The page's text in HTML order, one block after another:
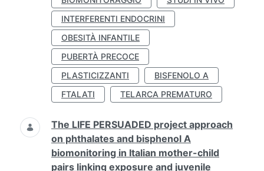
INTERFERENTI ENDOCRINI
OBESITÀ INFANTILE
PUBERTÀ PRECOCE
PLASTICIZZANTI
BISFENOLO A
FTALATI
TELARCA PREMATURO
The LIFE PERSUADED project approach
on phthalates and bisphenol A
biomonitoring in Italian mother-child
pairs linking exposure and juvenile